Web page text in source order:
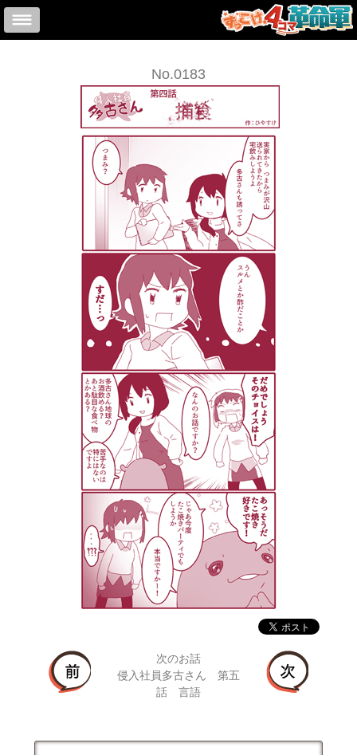
No.0183
次のお話
侵入社員多古さん 第五
話 言語